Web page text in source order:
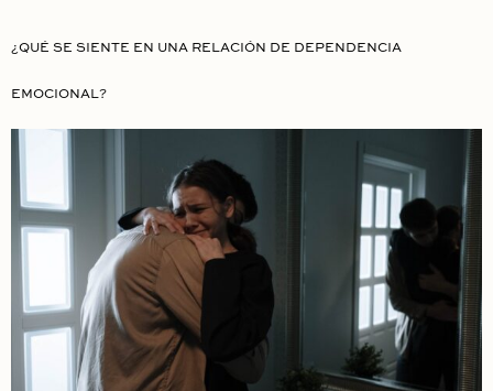
¿QUÉ SE SIENTE EN UNA RELACIÓN DE DEPENDENCIA
EMOCIONAL?